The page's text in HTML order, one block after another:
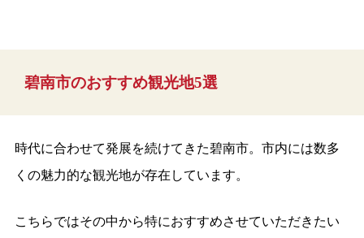
碧南市のおすすめ観光地5選
時代に合わせて発展を続けてきた碧南市。市内には数多
くの魅力的な観光地が存在しています。
こちらではその中から特におすすめさせていただきたい